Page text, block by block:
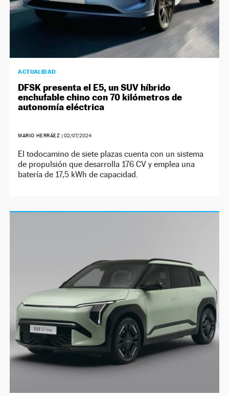
ACTUALIDAD
DFSK presenta el E5, un SUV híbrido
enchufable chino con 70 kilómetros de
autonomía eléctrica
MARIO HERRÁEZ |02/07/2024
El todocamino de siete plazas cuenta con un sistema
de propulsión que desarrolla 176 CV y emplea una
batería de 17,5 kWh de capacidad.